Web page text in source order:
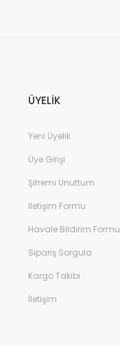
ÜYELİK
Yeni Üyelik
Üye Girişi
Şifremi Unuttum
İletişim Formu
Havale Bildirim Formu
Sipariş Sorgula
Kargo Takibi
İletişim